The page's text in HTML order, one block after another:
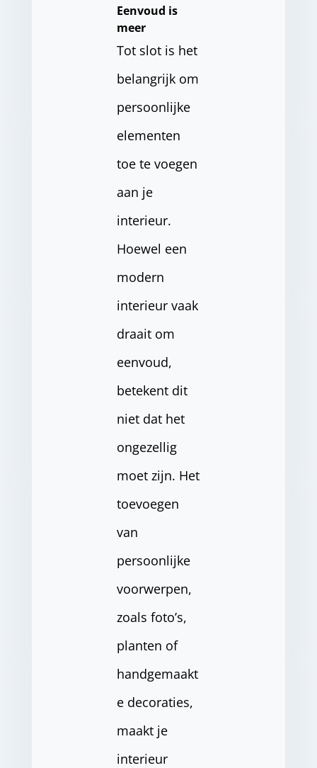
Eenvoud is
meer
Tot slot is het
belangrijk om
persoonlijke
elementen
toe te voegen
aan je
interieur.
Hoewel een
modern
interieur vaak
draait om
eenvoud,
betekent dit
niet dat het
ongezellig
moet zijn. Het
toevoegen
van
persoonlijke
voorwerpen,
zoals foto’s,
planten of
handgemaakt
e decoraties,
maakt je
interieur